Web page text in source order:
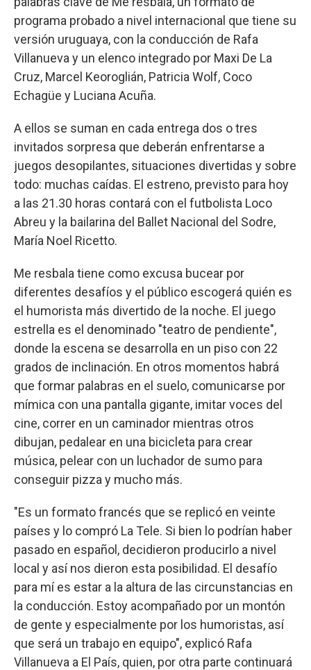
programa probado a nivel internacional que tiene su
versión uruguaya, con la conducción de Rafa
Villanueva y un elenco integrado por Maxi De La
Cruz, Marcel Keoroglián, Patricia Wolf, Coco
Echagüe y Luciana Acuña.
A ellos se suman en cada entrega dos o tres
invitados sorpresa que deberán enfrentarse a
juegos desopilantes, situaciones divertidas y sobre
todo: muchas caídas. El estreno, previsto para hoy
a las 21.30 horas contará con el futbolista Loco
Abreu y la bailarina del Ballet Nacional del Sodre,
María Noel Ricetto.
Me resbala tiene como excusa bucear por
diferentes desafíos y el público escogerá quién es
el humorista más divertido de la noche. El juego
estrella es el denominado "teatro de pendiente",
donde la escena se desarrolla en un piso con 22
grados de inclinación. En otros momentos habrá
que formar palabras en el suelo, comunicarse por
mímica con una pantalla gigante, imitar voces del
cine, correr en un caminador mientras otros
dibujan, pedalear en una bicicleta para crear
música, pelear con un luchador de sumo para
conseguir pizza y mucho más.
"Es un formato francés que se replicó en veinte
países y lo compró La Tele. Si bien lo podrían haber
pasado en español, decidieron producirlo a nivel
local y así nos dieron esta posibilidad. El desafío
para mí es estar a la altura de las circunstancias en
la conducción. Estoy acompañado por un montón
de gente y especialmente por los humoristas, así
que será un trabajo en equipo", explicó Rafa
Villanueva a El País, quien, por otra parte continuará